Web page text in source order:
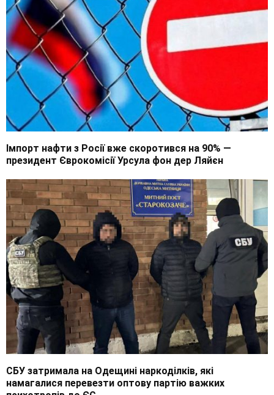
Імпорт нафти з Росії вже скоротився на 90% —
президент Єврокомісії Урсула фон дер Ляйєн
СБУ затримала на Одещині наркоділків, які
намагалися перевезти оптову партію важких